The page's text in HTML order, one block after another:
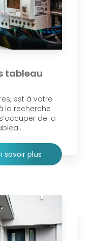
tableau
est à votre
la recherche
de la
savoir plus